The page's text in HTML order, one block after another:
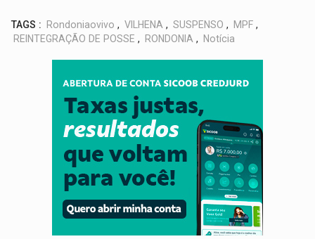
TAGS : Rondoniaovivo , VILHENA , SUSPENSO , MPF ,
REINTEGRAÇÃO DE POSSE , RONDONIA , Notícia